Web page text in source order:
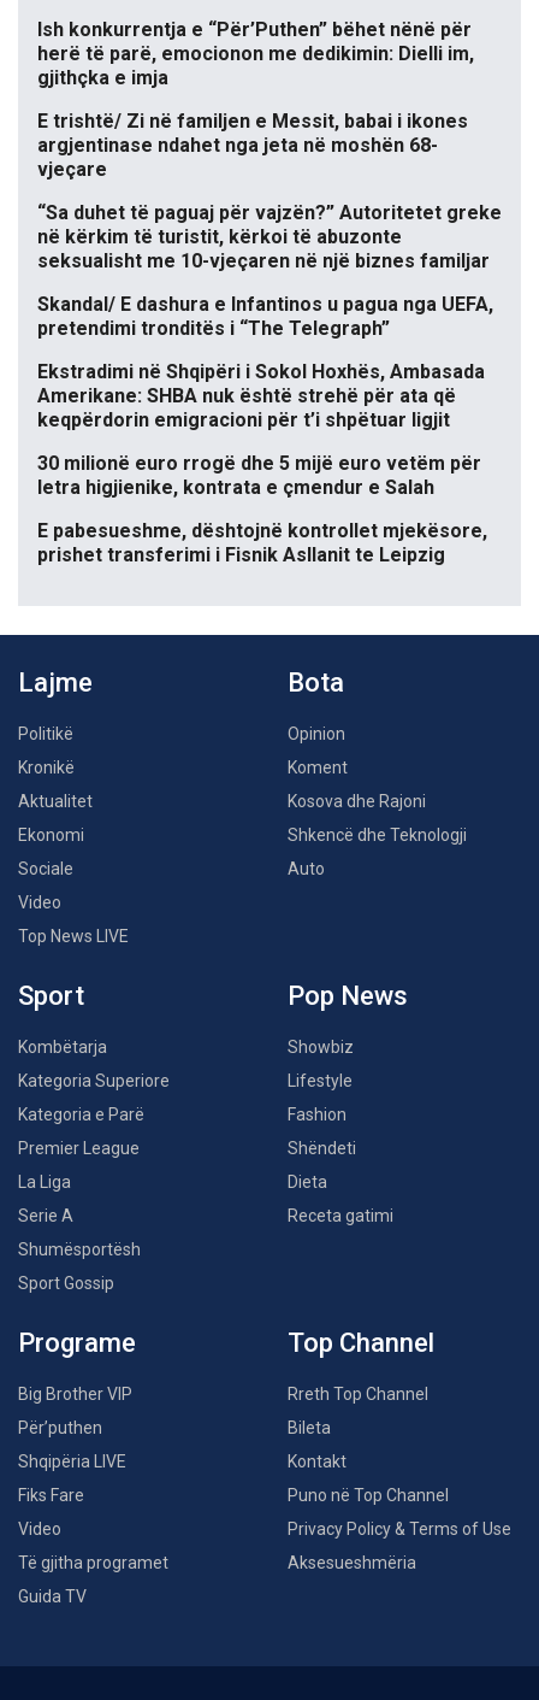
Ish konkurrentja e “Për’Puthen” bëhet nënë për
herë të parë, emocionon me dedikimin: Dielli im,
gjithçka e imja
E trishtë/ Zi në familjen e Messit, babai i ikones
argjentinase ndahet nga jeta në moshën 68-
vjeçare
“Sa duhet të paguaj për vajzën?” Autoritetet greke
në kërkim të turistit, kërkoi të abuzonte
seksualisht me 10-vjeçaren në një biznes familjar
Skandal/ E dashura e Infantinos u pagua nga UEFA,
pretendimi tronditës i “The Telegraph”
Ekstradimi në Shqipëri i Sokol Hoxhës, Ambasada
Amerikane: SHBA nuk është strehë për ata që
keqpërdorin emigracioni për t’i shpëtuar ligjit
30 milionë euro rrogë dhe 5 mijë euro vetëm për
letra higjienike, kontrata e çmendur e Salah
E pabesueshme, dështojnë kontrollet mjekësore,
prishet transferimi i Fisnik Asllanit te Leipzig
Lajme
Politikë
Kronikë
Aktualitet
Ekonomi
Sociale
Video
Top News LIVE
Bota
Opinion
Koment
Kosova dhe Rajoni
Shkencë dhe Teknologji
Auto
Sport
Kombëtarja
Kategoria Superiore
Kategoria e Parë
Premier League
La Liga
Serie A
Shumësportësh
Sport Gossip
Pop News
Showbiz
Lifestyle
Fashion
Shëndeti
Dieta
Receta gatimi
Programe
Big Brother VIP
Për’puthen
Shqipëria LIVE
Fiks Fare
Video
Të gjitha programet
Guida TV
Top Channel
Rreth Top Channel
Bileta
Kontakt
Puno në Top Channel
Privacy Policy & Terms of Use
Aksesueshmëria